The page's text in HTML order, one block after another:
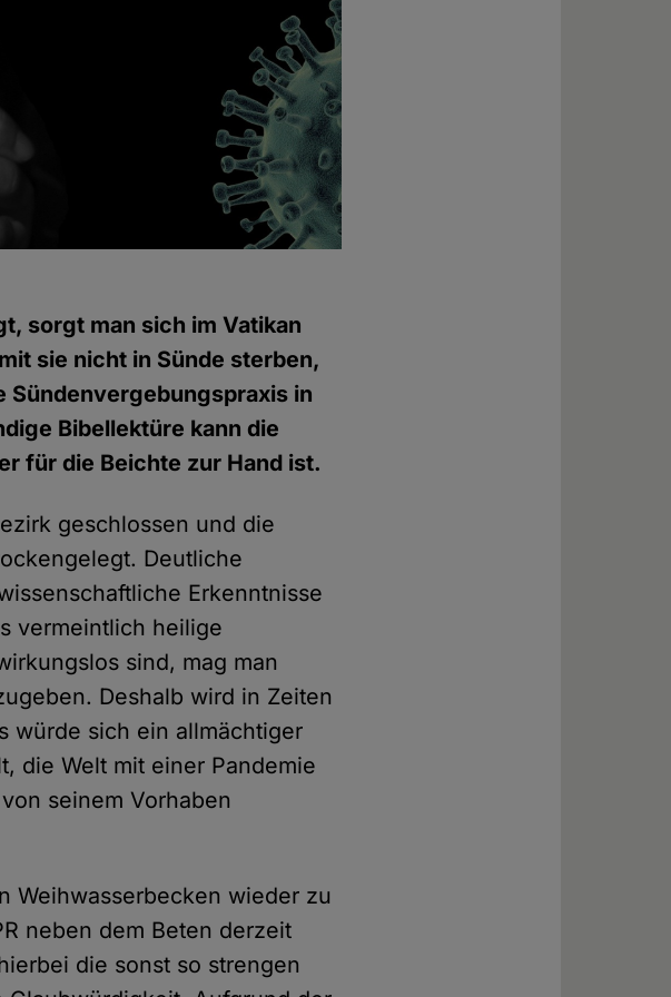
sorgt man sich im Vatikan
sie nicht in Sünde sterben,
Sündenvergebungspraxis in
Bibellektüre kann die
für die Beichte zur Hand ist.
geschlossen und die
Deutliche
Erkenntnisse
vermeintlich heilige
sind, mag man
Deshalb wird in Zeiten
würde sich ein allmächtiger
die Welt mit einer Pandemie
seinem Vorhaben
Weihwasserbecken wieder zu
neben dem Beten derzeit
die sonst so strengen